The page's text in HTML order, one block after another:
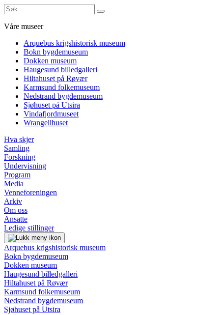
Våre museer
Arquebus krigshistorisk museum
Bokn bygdemuseum
Dokken museum
Haugesund billedgalleri
Hiltahuset på Røvær
Karmsund folkemuseum
Nedstrand bygdemuseum
Sjøhuset på Utsira
Vindafjordmuseet
Wrangellhuset
Hva skjer
Samling
Forskning
Undervisning
Program
Media
Venneforeningen
Arkiv
Om oss
Ansatte
Ledige stillinger
Arquebus krigshistorisk museum
Bokn bygdemuseum
Dokken museum
Haugesund billedgalleri
Hiltahuset på Røvær
Karmsund folkemuseum
Nedstrand bygdemuseum
Sjøhuset på Utsira